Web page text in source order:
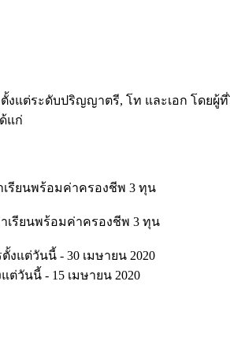
ดับปริญญาตรี, โท และเอก โดยผู้ที่ได้
แก่
ยนพร้อมค่าครองชีพ 3 ทุน
ยนพร้อมค่าครองชีพ 3 ทุน
วันนี้ - 30 เมษายน 2020
เมษายน 2020